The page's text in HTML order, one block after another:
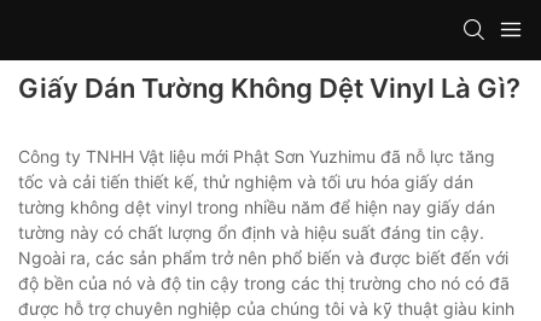
Giấy Dán Tường Không Dệt Vinyl Là Gì?
Công ty TNHH Vật liệu mới Phật Sơn Yuzhimu đã nỗ lực tăng
tốc và cải tiến thiết kế, thử nghiệm và tối ưu hóa giấy dán
tường không dệt vinyl trong nhiều năm để hiện nay giấy dán
tường này có chất lượng ổn định và hiệu suất đáng tin cậy.
Ngoài ra, các sản phẩm trở nên phổ biến và được biết đến với
độ bền của nó và độ tin cậy trong các thị trường cho nó có đã
được hỗ trợ chuyên nghiệp của chúng tôi và kỹ thuật giàu kinh